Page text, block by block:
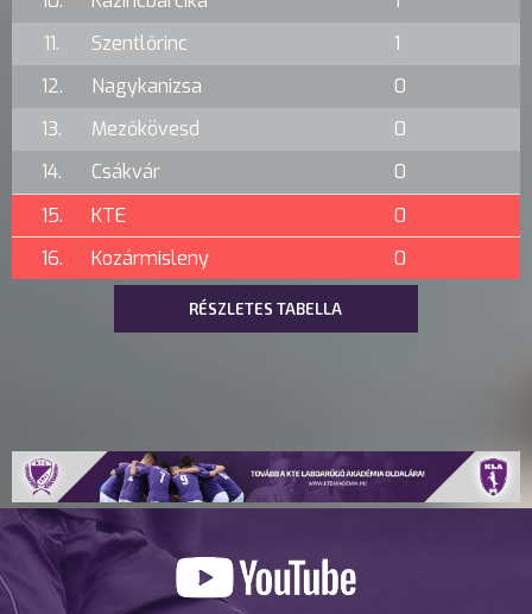
11.
Szentlőrinc
1
12.
Nagykanizsa
0
13.
Mezőkövesd
0
14.
Csákvár
0
15.
KTE
0
16.
Kozármisleny 0
RÉSZLETES TABELLA